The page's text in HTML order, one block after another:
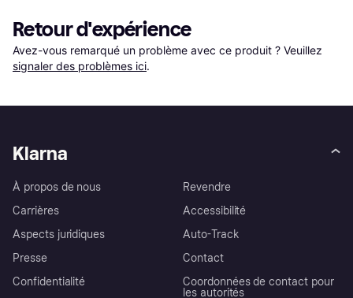
Retour d'expérience
Avez-vous remarqué un problème avec ce produit ? Veuillez
signaler des problèmes ici.
Klarna
À propos de nous
Carrières
Aspects juridiques
Presse
Confidentialité
Revendre
Accessibilité
Auto-Track
Contact
Coordonnées de contact pour
les autorités